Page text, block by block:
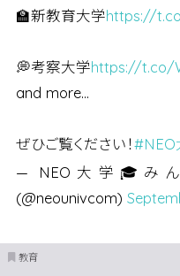
🏫新教育大学https://
💭考察大学https://t.co/
and more…
ぜひご覧ください！#NEO
— NEO大学🎓み
(@neounivcom)
教育